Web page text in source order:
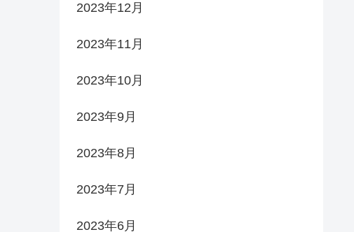
2023年12月
2023年11月
2023年10月
2023年9月
2023年8月
2023年7月
2023年6月